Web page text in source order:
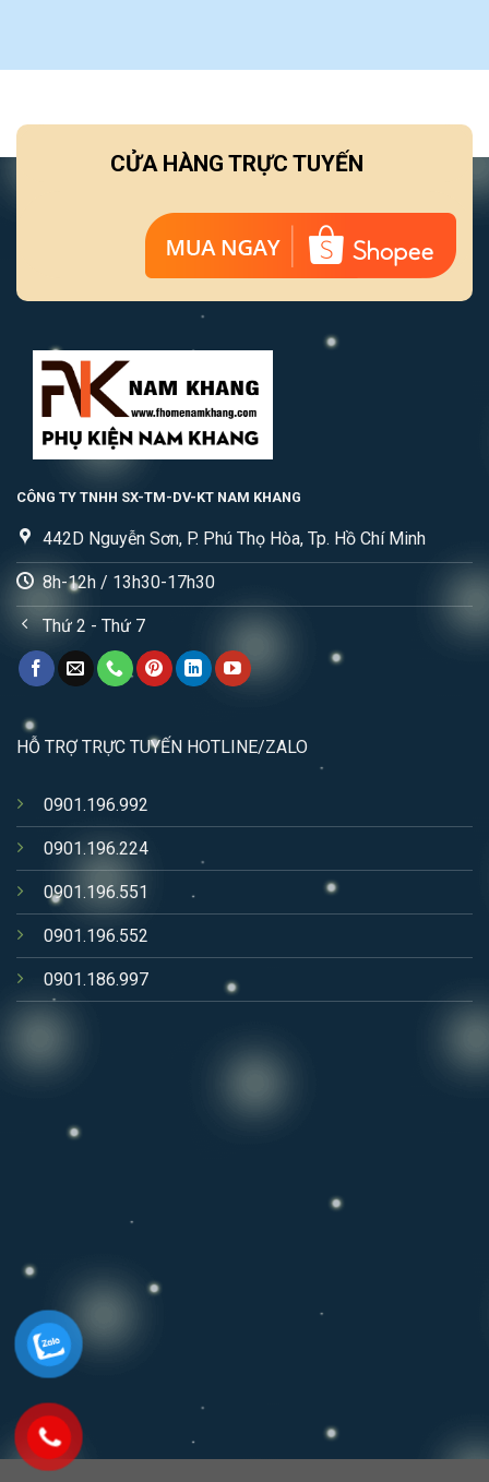
CỬA HÀNG TRỰC TUYẾN
CÔNG TY TNHH SX-TM-DV-KT NAM KHANG
442D Nguyễn Sơn, P. Phú Thọ Hòa, Tp. Hồ Chí Minh
8h-12h / 13h30-17h30
Thứ 2 - Thứ 7
HỖ TRỢ TRỰC TUYẾN HOTLINE/ZALO
0901.196.992
0901.196.224
0901.196.551
0901.196.552
0901.186.997